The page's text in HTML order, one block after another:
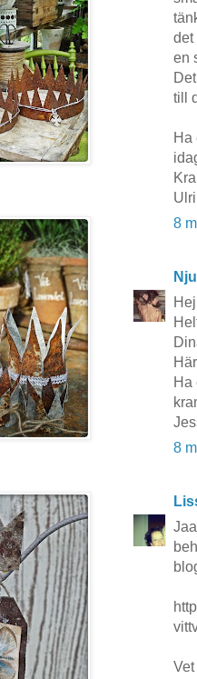
det
en
till
Ha
8
Ha
8